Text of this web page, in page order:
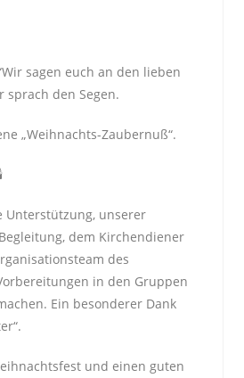
sagen euch an den lieben
sprach den Segen.
„Weihnachts-Zaubernuß“.
Unterstützung, unserer
dem Kirchendiener
des
in den Gruppen
Ein besonderer Dank
und einen guten